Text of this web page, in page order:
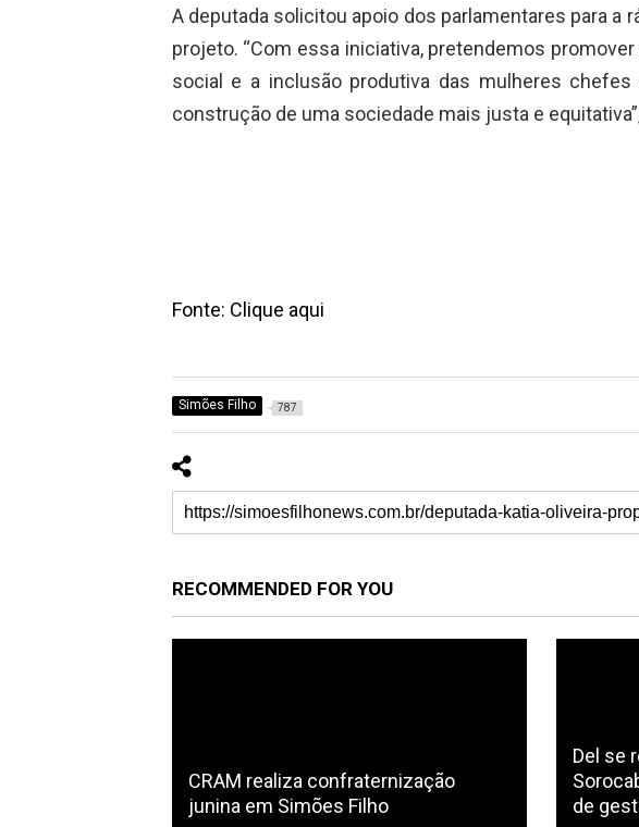
A deputada solicitou apoio dos parlamentares para a
projeto. “Com essa iniciativa, pretendemos
social e a inclusão produtiva das mulheres chefes
construção de uma sociedade mais justa e
Fonte: Clique aqui
Simões Filho 787
RECOMMENDED FOR YOU
CRAM realiza confraternização
junina em Simões Filho
Del se
de